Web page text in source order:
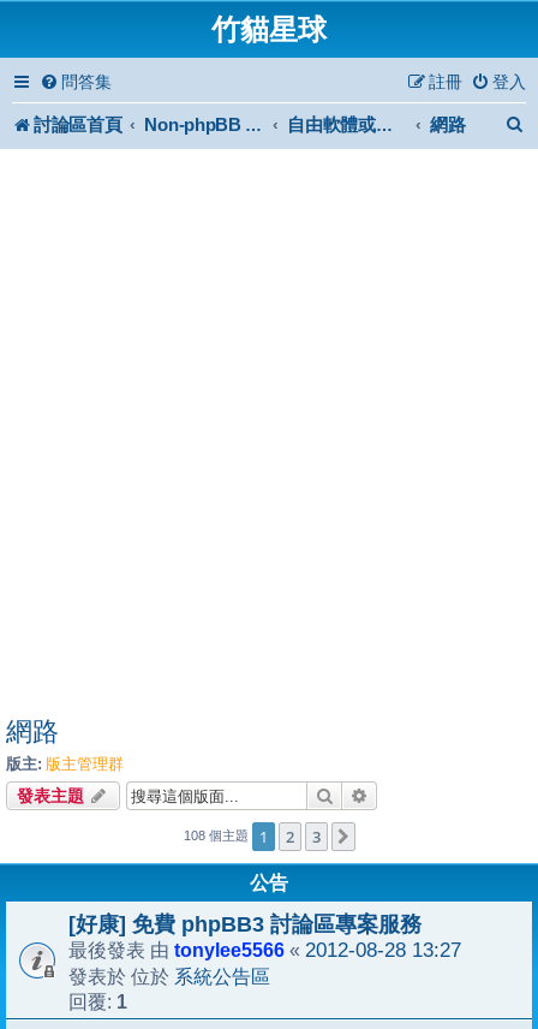
竹貓星球
問答集 登入
註冊
討論區首頁 Non-phpBB specific 自由軟體或免費軟體 網路
網路
版主: 版主管理群
發表主題 搜尋
108 個主題 1 2 3
公告
[好康] 免費 phpBB3 討論區專案服務
最後發表 由 tonylee5566 « 2012-08-28 13:27
發表於 位於 系統公告區
回覆: 1